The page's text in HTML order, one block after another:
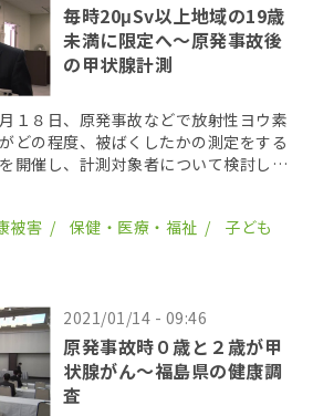
毎時20μSv以上地域の19歳
未満に限定へ〜原発事故後
の甲状腺計測
１８日、原発事故などで放射性ヨウ素
どの程度、被ばくしたかの測定をする
開催し、計測対象者について検討し
定の対象者を決定した。計測の対
被害 保健・医療・福祉 子ども
2021/01/14 - 09:46
原発事故時０歳と２歳が甲
状腺がん〜福島県の健康調
査